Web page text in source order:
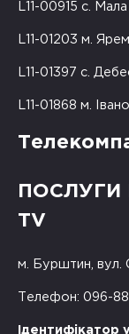
L11-00915 с.
L11-01203 м.
L11-01397 с.
L11-01868 м.
ПОСЛУГИ
TV
м. Бурштин, вул.
Телефон: 096-
Ідентифікатор